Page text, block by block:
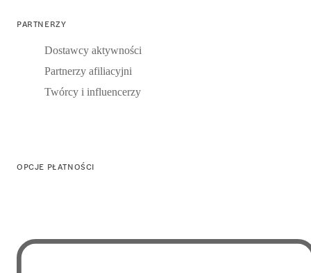
PARTNERZY
Dostawcy aktywności
Partnerzy afiliacyjni
Twórcy i influencerzy
OPCJE PŁATNOŚCI